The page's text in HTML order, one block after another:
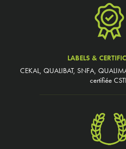
LABELS &
CEKAL, QUALIBAT, SNFA,
certifiée